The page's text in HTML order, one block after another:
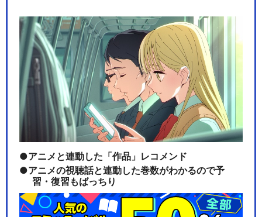
アニメと連動した「作品」レコメンド
アニメの視聴話と連動した巻数がわかるので予
習・復習もばっちり